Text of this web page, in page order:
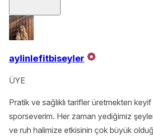
aylinlefitbiseyler
ÜYE
Pratik ve sağlıklı tarifler üretmekten
sporseverim. Her zaman yediğimiz
ve ruh halimize etkisinin çok büyük